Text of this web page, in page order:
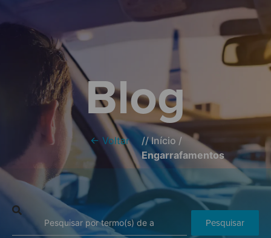
Blog
← Voltar //Início /
Engarrafamentos
Pesquisar